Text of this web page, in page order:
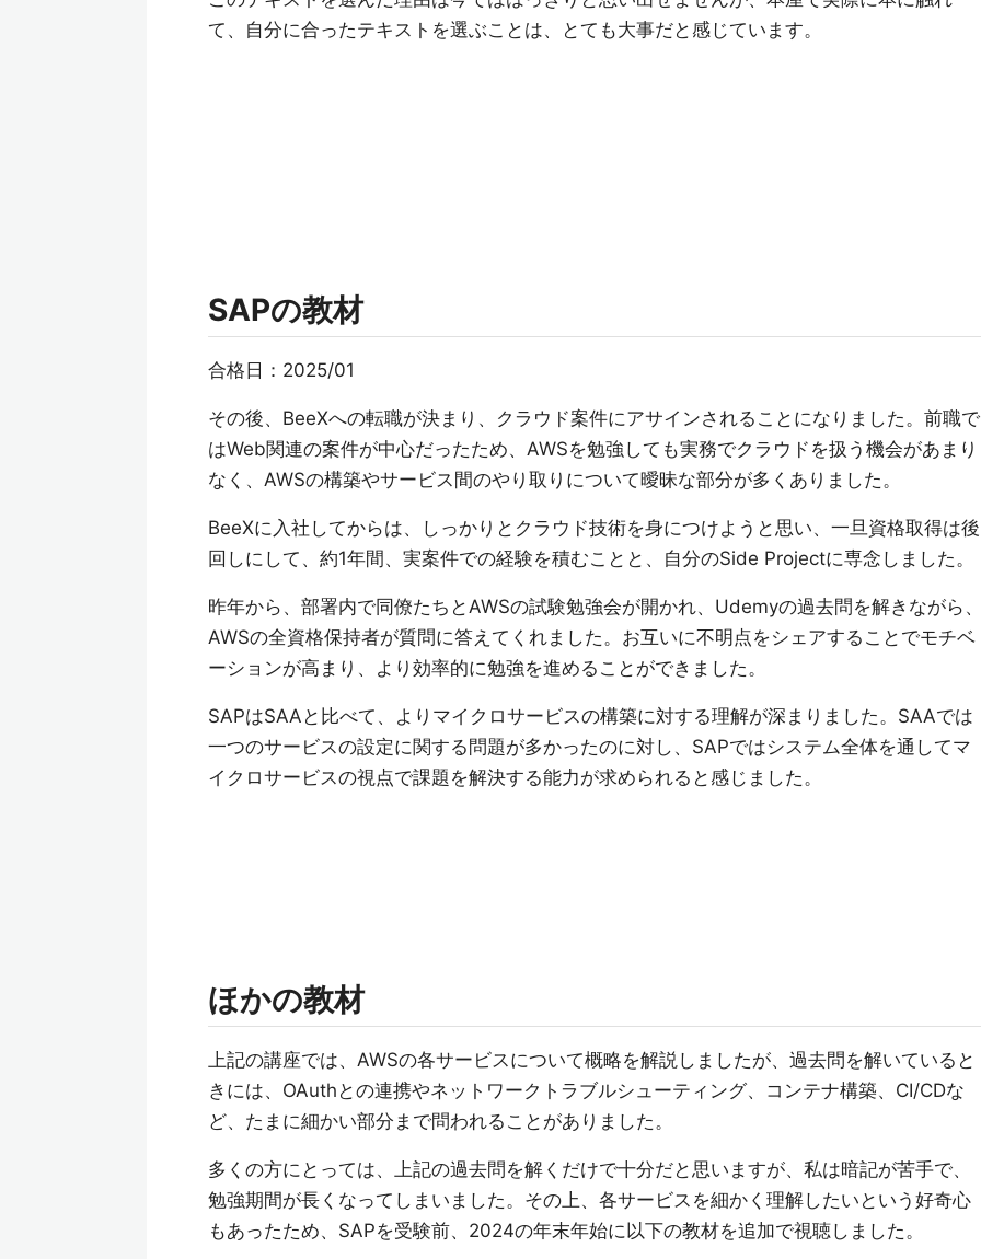
て、自分に合ったテキストを選ぶことは、とても大事だと感じています。
SAPの教材
合格日：2025/01
その後、BeeXへの転職が決まり、クラウド案件にアサインされることになりました。前職で
はWeb関連の案件が中心だったため、AWSを勉強しても実務でクラウドを扱う機会があまり
なく、AWSの構築やサービス間のやり取りについて曖昧な部分が多くありました。
BeeXに入社してからは、しっかりとクラウド技術を身につけようと思い、一旦資格取得は後
回しにして、約1年間、実案件での経験を積むことと、自分のSide Projectに専念しました。
昨年から、部署内で同僚たちとAWSの試験勉強会が開かれ、Udemyの過去問を解きながら
AWSの全資格保持者が質問に答えてくれました。お互いに不明点をシェアすることでモチベ
ーションが高まり、より効率的に勉強を進めることができました。
SAPはSAAと比べて、よりマイクロサービスの構築に対する理解が深まりました。SAAでは
一つのサービスの設定に関する問題が多かったのに対し、SAPではシステム全体を通してマ
イクロサービスの視点で課題を解決する能力が求められると感じました。
ほかの教材
上記の講座では、AWSの各サービスについて概略を解説しましたが、過去問を解いていると
きには、OAuthとの連携やネットワークトラブルシューティング、コンテナ構築、CI/CDな
ど、たまに細かい部分まで問われることがありました。
多くの方にとっては、上記の過去問を解くだけで十分だと思いますが、私は暗記が苦手で、
勉強期間が長くなってしまいました。その上、各サービスを細かく理解したいという好奇心
もあったため、SAPを受験前、2024の年末年始に以下の教材を追加で視聴しました。